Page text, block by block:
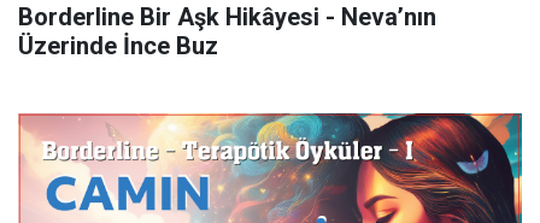
Borderline Bir Aşk Hikâyesi - Neva’nın
Üzerinde İnce Buz